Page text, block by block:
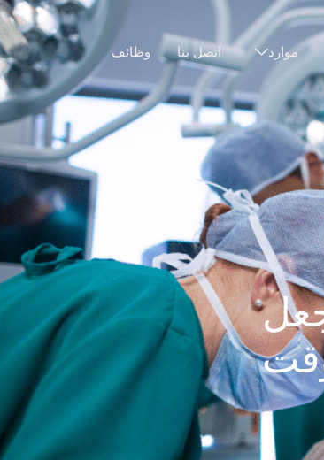
موارد اتصل بنا وظائف